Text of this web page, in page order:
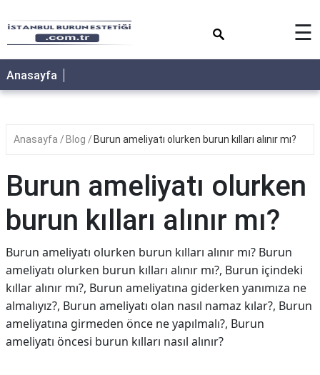
☰
Anasayfa
Anasayfa Blog Burun ameliyatı olurken burun kılları alınır mı?
Burun ameliyatı olurken
burun kılları alınır mı?
Burun ameliyatı olurken burun kılları alınır mı? Burun
ameliyatı olurken burun kılları alınır mı?, Burun içindeki
kıllar alınır mı?, Burun ameliyatına giderken yanımıza ne
almalıyız?, Burun ameliyatı olan nasıl namaz kılar?, Burun
ameliyatına girmeden önce ne yapılmalı?, Burun
ameliyatı öncesi burun kılları nasıl alınır?